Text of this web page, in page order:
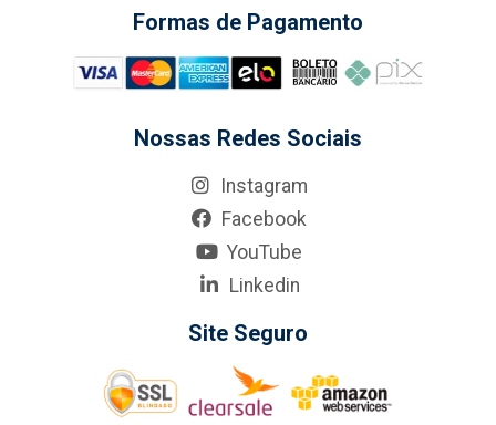
Formas de Pagamento
Nossas Redes Sociais
Instagram
Facebook
YouTube
Linkedin
Site Seguro